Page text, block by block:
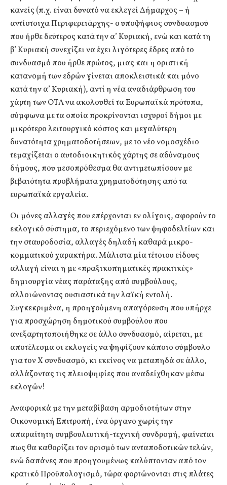
κανείς (π.χ. είναι δυνατό να εκλεγεί Δήμαρχος – ή
αντίστοιχα Περιφερειάρχης- ο υποψήφιος συνδυασμού
που ήρθε δεύτερος κατά την α’ Κυριακή, ενώ και κατά τη
β’ Κυριακή συνεχίζει να έχει λιγότερες έδρες από το
συνδυασμό που ήρθε πρώτος, μιας και η οριστική
κατανομή των εδρών γίνεται αποκλειστικά και μόνο
κατά την α’ Κυριακή), αντί η νέα αναδιάρθρωση του
χάρτη των ΟΤΑ να ακολουθεί τα Ευρωπαϊκά πρότυπα,
σύμφωνα με τα οποία προκρίνονται ισχυροί δήμοι με
μικρότερο λειτουργικό κόστος και μεγαλύτερη
δυνατότητα χρηματοδοτήσεων, με το νέο νομοσχέδιο
τεμαχίζεται ο αυτοδιοικητικός χάρτης σε αδύναμους
δήμους, που μεσοπρόθεσμα θα αντιμετωπίσουν με
βεβαιότητα προβλήματα χρηματοδότησης από τα
ευρωπαϊκά εργαλεία.
Οι μόνες αλλαγές που επέρχονται εν ολίγοις, αφορούν το
εκλογικό σύστημα, το περιεχόμενο των ψηφοδελτίων και
την σταυροδοσία, αλλαγές δηλαδή καθαρά μικρο-
κομματικού χαρακτήρα. Μάλιστα μία τέτοιου είδους
αλλαγή είναι η με «πραξικοπηματικές πρακτικές»
δημιουργία νέας παράταξης από συμβούλους,
αλλοιώνοντας ουσιαστικά την λαϊκή εντολή.
Συγκεκριμένα, η προηγούμενη απαγόρευση που υπήρχε
για προσχώρηση δημοτικού συμβούλου που
ανεξαρτητοποιήθηκε σε άλλο συνδυασμό, αίρεται, με
αποτέλεσμα οι εκλογείς να ψηφίζουν κάποιο σύμβουλο
για τον Χ συνδυασμό, κι εκείνος να μεταπηδά σε άλλο,
αλλάζοντας τις πλειοψηφίες που αναδείχθηκαν μέσω
εκλογών!
Αναφορικά με την μεταβίβαση αρμοδιοτήτων στην
Οικονομική Επιτροπή, ένα όργανο χωρίς την
απαραίτητη συμβουλευτική-τεχνική συνδρομή, φαίνεται
πως θα καθορίζει τον ορισμό των ανταποδοτικών τελών,
ενώ δαπάνες που προηγουμένως καλύπτονταν από τον
κρατικό Προϋπολογισμό, τώρα φορτώνονται στις πλάτες